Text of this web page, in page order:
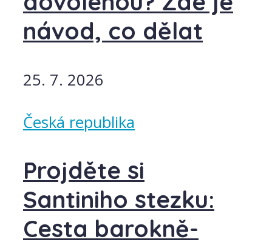
návod, co dělat
25. 7. 2026
Česká republika
Projděte si
Santiniho stezku:
Cesta barokně-